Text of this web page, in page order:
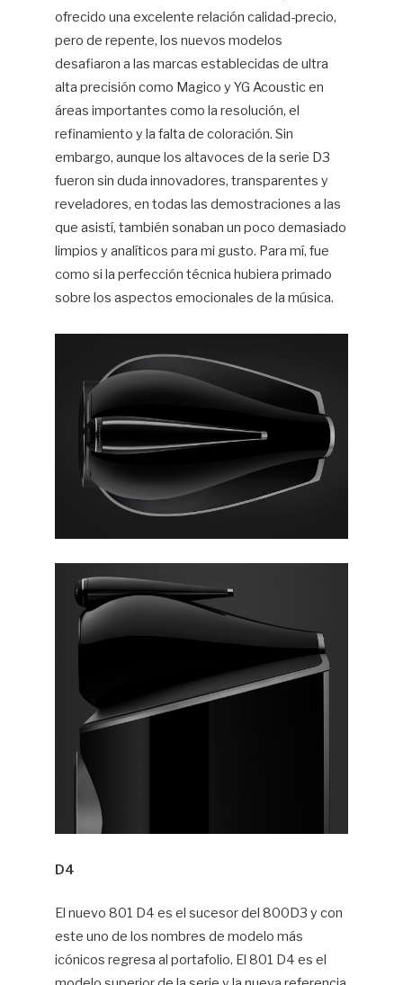
ofrecido una excelente relación calidad-precio,
pero de repente, los nuevos modelos
desafiaron a las marcas establecidas de ultra
alta precisión como Magico y YG Acoustic en
áreas importantes como la resolución, el
refinamiento y la falta de coloración. Sin
embargo, aunque los altavoces de la serie D3
fueron sin duda innovadores, transparentes y
reveladores, en todas las demostraciones a las
que asistí, también sonaban un poco demasiado
limpios y analíticos para mi gusto. Para mí, fue
como si la perfección técnica hubiera primado
sobre los aspectos emocionales de la música.
D4
El nuevo 801 D4 es el sucesor del 800D3 y con
este uno de los nombres de modelo más
icónicos regresa al portafolio. El 801 D4 es el